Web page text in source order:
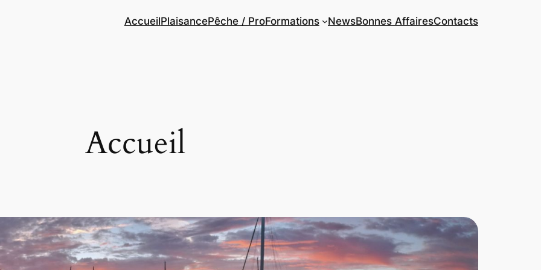
AccueilPlaisancePêche / ProFormations NewsBonnes AffairesContacts
Accueil